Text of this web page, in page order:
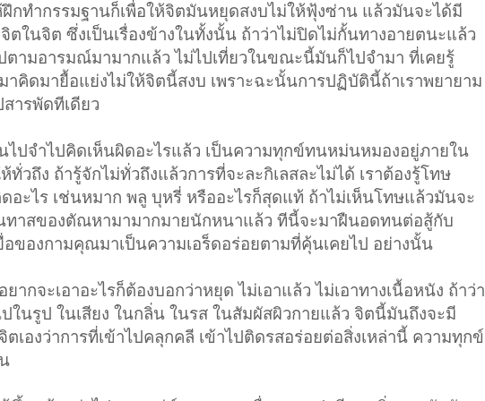
กทำกรรมฐานก็เพื่อให้จิตมันหยุดสงบไม่ให้ฟุ้งซ่าน แล้วมันจะได้มี
ในจิต ซึ่งเป็นเรื่องข้างในทั้งนั้น ถ้าว่าไม่ปิดไม่กั้นทางอายตนะแล้ว
ตามอารมณ์มามากแล้ว ไม่ไปเที่ยวในขณะนี้มันก็ไปจำมา ที่เคยรู้
าคิดมายื้อแย่งไม่ให้จิตนี้สงบ เพราะฉะนั้นการปฏิบัตินี้ถ้าเราพยายาม
ารพัดทีเดียว
ไปจำไปคิดเห็นผิดอะไรแล้ว เป็นความทุกข์ทนหม่นหมองอยู่ภายใน
วถึง ถ้ารู้จักไม่ทั่วถึงแล้วการที่จะละกิเลสละไม่ได้ เราต้องรู้โทษ
อะไร เช่นหมาก พลู บุหรี่ หรืออะไรก็สุดแท้ ถ้าไม่เห็นโทษแล้วมันจะ
นทาสของตัณหามามากมายนักหนาแล้ว ทีนี้จะมาฝืนอดทนต่อสู้กับ
ของกามคุณมาเป็นความเอร็ดอร่อยตามที่คุ้นเคยไป อย่างนั้น
กจะเอาอะไรก็ต้องบอกว่าหยุด ไม่เอาแล้ว ไม่เอาทางเนื้อหนัง ถ้าว่า
ในรูป ในเสียง ในกลิ่น ในรส ในสัมผัสผิวกายแล้ว จิตนี้มันถึงจะมี
เองว่าการที่เข้าไปคลุกคลี เข้าไปติดรสอร่อยต่อสิ่งเหล่านี้ ความทุกข์